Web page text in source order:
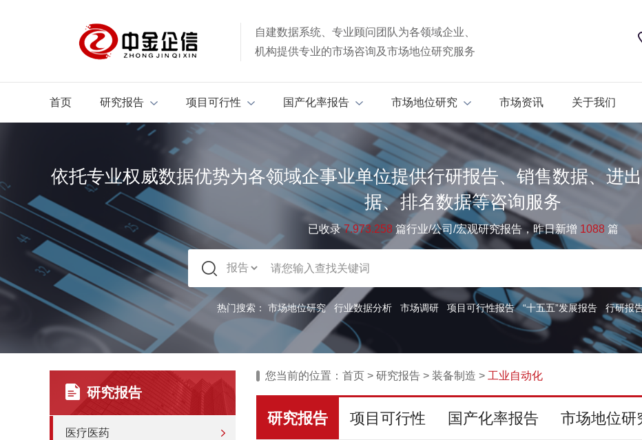
自建数据系统、专业顾问团队为各领域企业、
机构提供专业的市场咨询及市场地位研究服务
首页 研究报告 项目可行性 国产化率报告 市场地位研究 市场资讯 关于我们
依托专业权威数据优势为各领域企事业单位提供行研报告、销售数据、进
据、排名数据等咨询服务
已收录7.973.258 篇行业/公司/宏观研究报告，昨日新增 1088 篇
热门搜索： 市场地位研究 行业数据分析 市场调研 项目可行性报告 “十五五”发展报告 行研报
研究报告
医疗医药
您当前的位置： 首页 > 研究报告 > 装备制造 > 工业自动化
研究报告 项目可行性 国产化率报告 市场地位研